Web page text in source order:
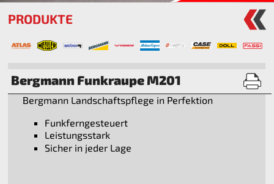
PRODUKTE
Bergmann Funkraupe M201
Bergmann Landschaftspflege in Perfektion
Funkferngesteuert
Leistungsstark
Sicher in jeder Lage